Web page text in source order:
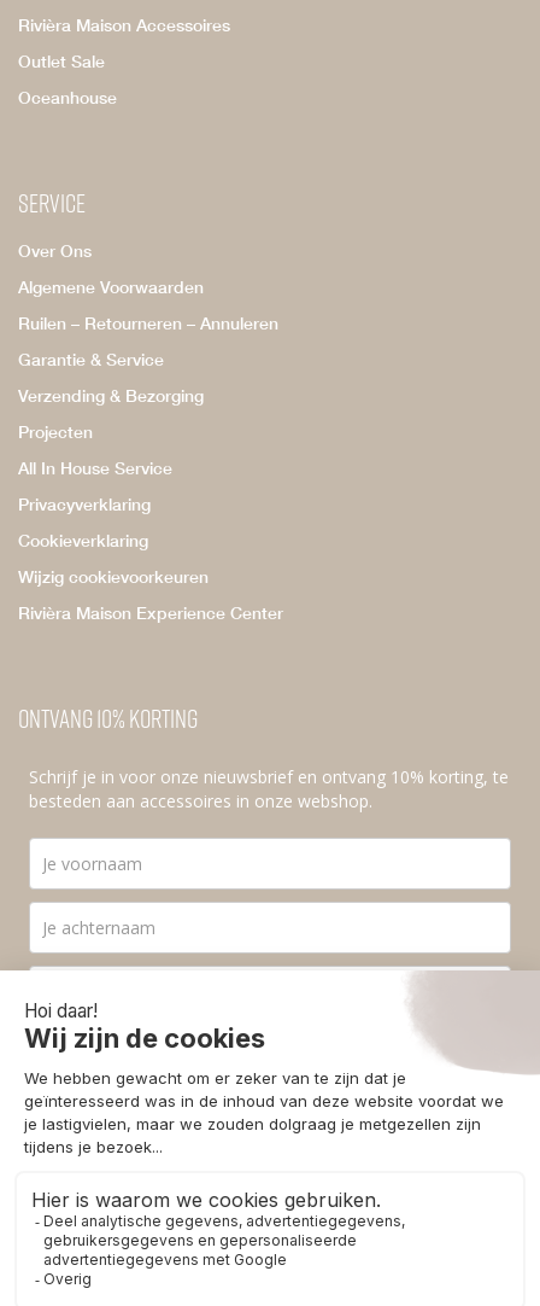
Rivièra Maison Accessoires
Outlet Sale
Oceanhouse
Service
Over Ons
Algemene Voorwaarden
Ruilen – Retourneren – Annuleren
Garantie & Service
Verzending & Bezorging
Projecten
All In House Service
Privacyverklaring
Cookieverklaring
Wijzig cookievoorkeuren
Rivièra Maison Experience Center
Ontvang 10% korting
Schrijf je in voor onze nieuwsbrief en ontvang 10% korting, te
besteden aan accessoires in onze webshop.
Ik ga akkoord met deprivacyvoorwaarden
Aanmelden
© 2026 - Homestore Bergen